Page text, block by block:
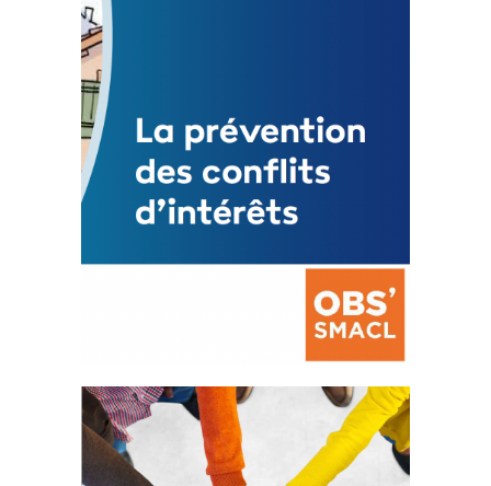
Mise à jour avril 2024
FEUILLETER
La prévention des conflits
d’intérêts
18 septembre 2023
FEUILLETER